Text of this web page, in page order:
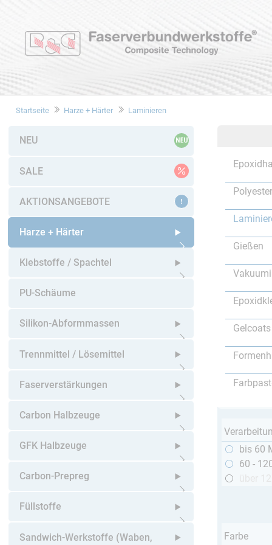
Startseite Harze + Härter Laminieren
NEU
SALE
AKTIONSANGEBOTE
Harze + Härter
Untermenü öffnen
Klebstoffe / Spachtel
Untermenü öffnen
PU-Schäume
Silikon-Abformmassen
Untermenü öffnen
Trennmittel / Lösemittel
Untermenü öffnen
Faserverstärkungen
Untermenü öffnen
Carbon Halbzeuge
Untermenü öffnen
GFK Halbzeuge
Untermenü öffnen
Carbon-Prepreg
Untermenü öffnen
Füllstoffe
Untermenü öffnen
Sandwich-Werkstoffe (Waben,
Gießen
bis 60
60 -
Farbe